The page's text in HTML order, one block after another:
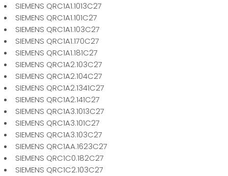
SIEMENS QRC1A1.1013C27
SIEMENS QRC1A1.101C27
SIEMENS QRC1A1.103C27
SIEMENS QRC1A1.170C27
SIEMENS QRC1A1.181C27
SIEMENS QRC1A2.103C27
SIEMENS QRC1A2.104C27
SIEMENS QRC1A2.1341C27
SIEMENS QRC1A2.141C27
SIEMENS QRC1A3.1013C27
SIEMENS QRC1A3.101C27
SIEMENS QRC1A3.103C27
SIEMENS QRC1AA.1623C27
SIEMENS QRC1C0.182C27
SIEMENS QRC1C2.103C27